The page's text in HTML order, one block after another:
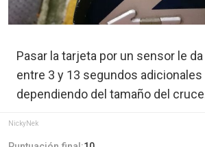
Pasar la tarjeta por un sensor le
entre 3 y 13 segundos adicionales
dependiendo del tamaño del
NickyNek